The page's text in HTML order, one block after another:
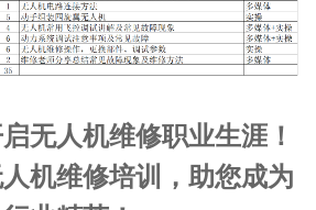
无人机维修职业生涯！
机维修培训，助您成为